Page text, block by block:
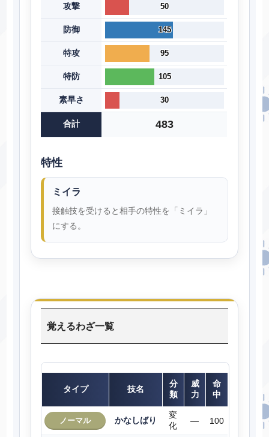
攻撃 50
防御 145
特攻 95
特防 105
素早さ 30
合計 483
特性
ミイラ
接触技を受けると相手の特性を「ミイラ」
にする。
覚えるわざ一覧
タイプ 技名
分
類
威
力
命
中
ノーマル かなしばり
変
化
― 100